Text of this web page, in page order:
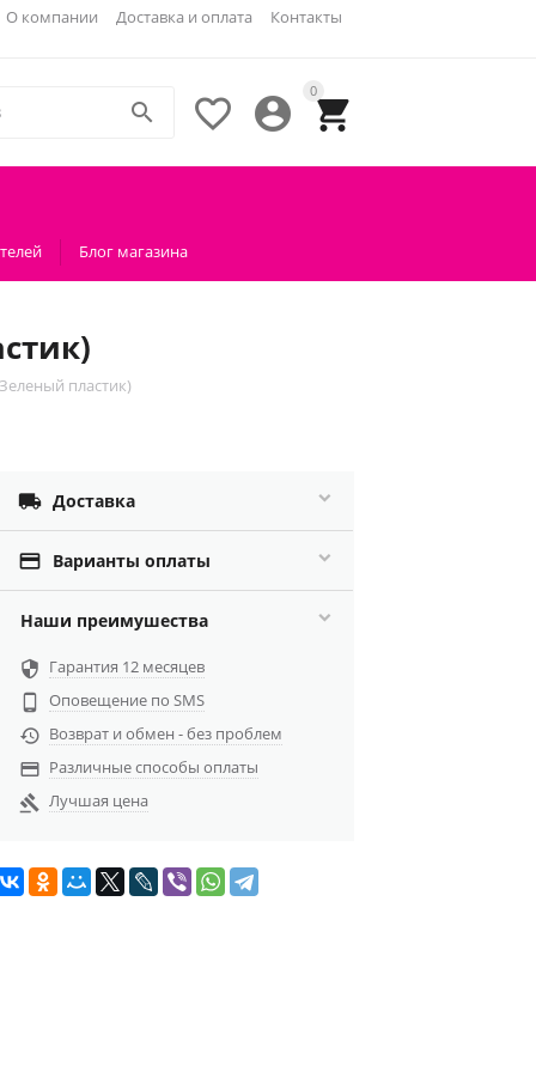
О компании Доставка и оплата Контакты
0




Блог магазина
пластик)
 Доставка
 Варианты оплаты
Наши преимушества
 Гарантия 12 месяцев

Оповещение по SMS
 Возврат и обмен - без проблем
 Различные способы оплаты
 Лучшая цена